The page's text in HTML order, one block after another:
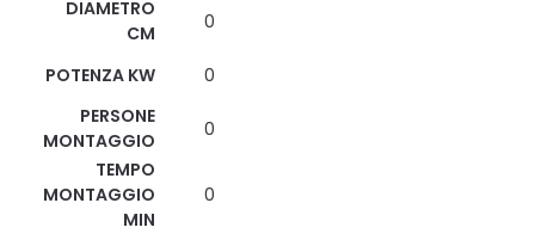
DIAMETRO
CM
0
POTENZA KW
0
PERSONE
MONTAGGIO
0
TEMPO
MONTAGGIO
MIN
0